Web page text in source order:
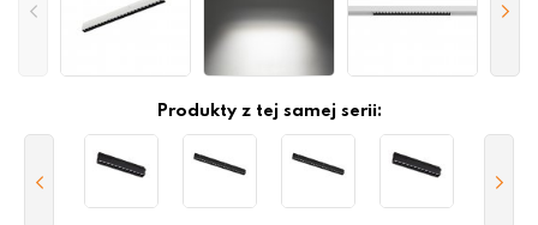
Produkty z tej samej serii: